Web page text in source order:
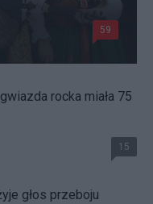
59
rocka miała 75
15
głos przeboju